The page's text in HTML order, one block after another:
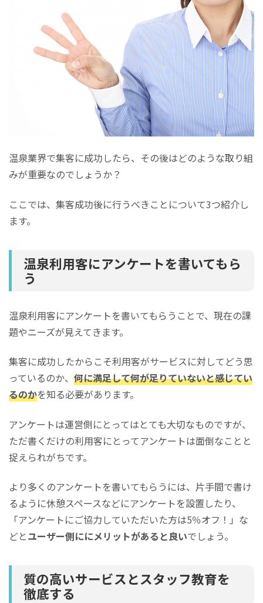
温泉業界で集客に成功したら、その後はどのような取り組
みが重要なのでしょうか？
ここでは、集客成功後に行うべきことについて3つ紹介し
ます。
温泉利用客にアンケートを書いてもら
う
温泉利用客にアンケートを書いてもらうことで、現在の課
題やニーズが見えてきます。
集客に成功したからこそ利用客がサービスに対してどう思
っているのか、 何に満足して何が足りていないと感じてい
るのかを知る必要があります。
アンケートは運営側にとってはとても大切なものですが、
ただ書くだけの利用客にとってアンケートは面倒なことと
捉えられがちです。
より多くのアンケートを書いてもらうには、片手間で書け
るように休憩スペースなどにアンケートを設置したり、
「アンケートにご協力していただいた方は5％オフ！」な
どとユーザー側ににメリットがあると良いでしょう。
質の高いサービスとスタッフ教育を
徹底する